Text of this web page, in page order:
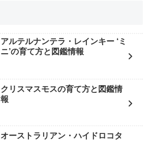
アルテルナンテラ・レインキー ‘ミ
ニ’の育て方と図鑑情報
クリスマスモスの育て方と図鑑情
報
オーストラリアン・ハイドロコタ